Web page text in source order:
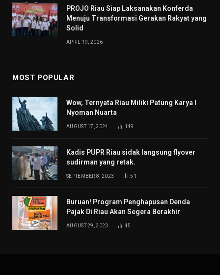
PROJO Riau Siap Laksanakan Konferda
Menuju Transformasi Gerakan Rakyat yang
Solid
APRIL 19, 2026
MOST POPULAR
Wow, Ternyata Riau Miliki Patung Karya I
Nyoman Nuarta
AUGUST 17, 2024 149
Kadis PUPR Riau sidak langsung flyover
sudirman yang retak.
SEPTEMBER 8, 2023 51
Buruan! Program Penghapusan Denda
Pajak Di Riau Akan Segera Berakhir
AUGUST 29, 2023 45